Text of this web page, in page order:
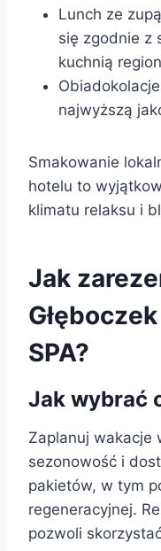
Lunch ze
się zgodnie z
kuchnią
najwyższą
Smakowanie
hotelu to
klimatu relaksu i
Jak
SPA?
Jak wybrać
Zaplanuj wakacje
sezonowość i
pakietów, w tym
regeneracyjnej.
pozwoli